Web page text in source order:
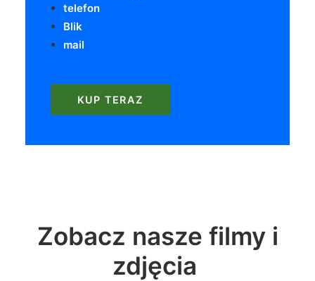
telefon
Blik
mail
KUP TERAZ
Zobacz nasze filmy i
zdjęcia